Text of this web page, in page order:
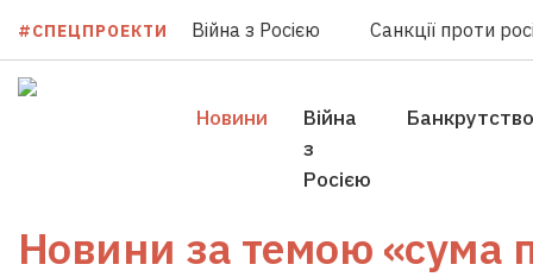
#СПЕЦПРОЕКТИ Війна з Росією Санкції проти
Новини
Війна
з
Росією
Банкрутство
Новини за темою «сума